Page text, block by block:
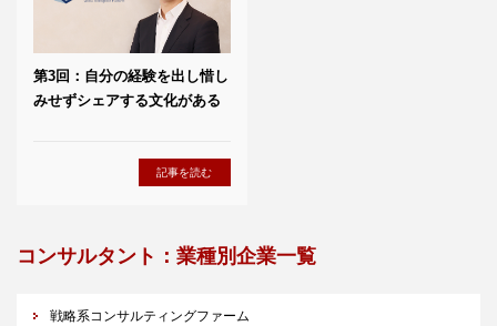
第3回：自分の経験を出し惜し
みせずシェアする文化がある
記事を読む
コンサルタント：業種別企業一覧
戦略系コンサルティングファーム